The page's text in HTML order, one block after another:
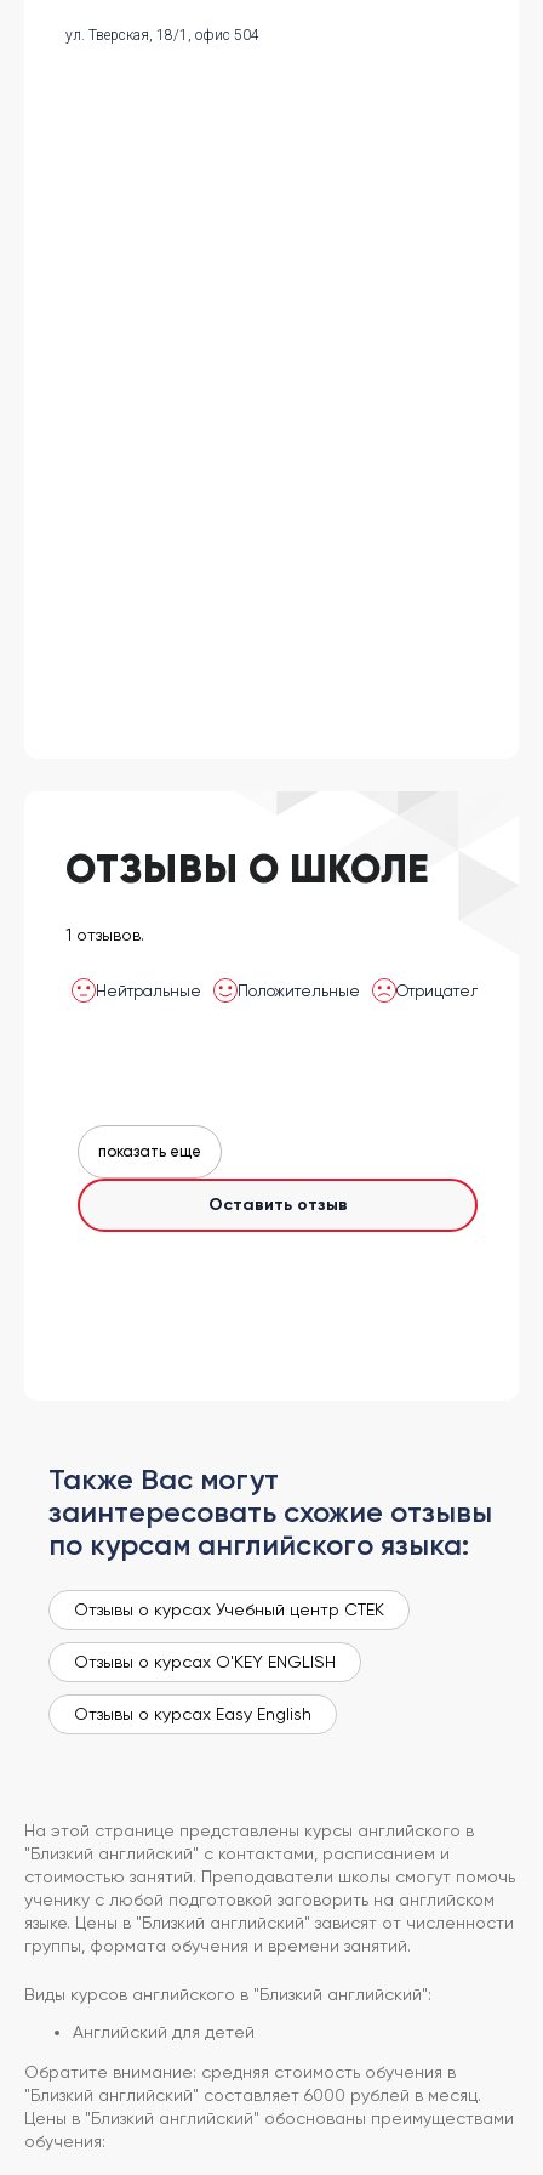
На этой странице представлены курсы английского в
"Близкий английский" с контактами, расписанием и
стоимостью занятий. Преподаватели школы смогут помочь
ученику с любой подготовкой заговорить на английском
языке. Цены в "Близкий английский" зависят от численности
группы, формата обучения и времени занятий.
Виды курсов английского в "Близкий английский":
Английский для детей
Обратите внимание: средняя стоимость обучения в
"Близкий английский" составляет 6000 рублей в месяц.
Цены в "Близкий английский" обоснованы преимуществами
обучения:
ул. Тверская, 18/1, офис 504
ОТЗЫВЫ О ШКОЛЕ
1 отзывов.
Нейтральные Положительные Отрицательные
показать еще
Оставить отзыв
Также Вас могут
заинтересовать схожие отзывы
по курсам английского языка:
Отзывы о курсах Учебный центр СТЕК
Отзывы о курсах O'KEY ENGLISH
Отзывы о курсах Easy English